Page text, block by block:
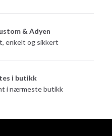
& Adyen
enkelt og sikkert
i butikk
i nærmeste butikk